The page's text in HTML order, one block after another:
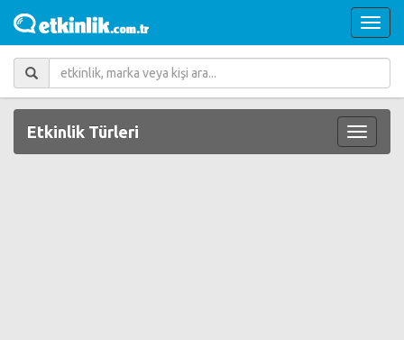
Etkinlik Türleri